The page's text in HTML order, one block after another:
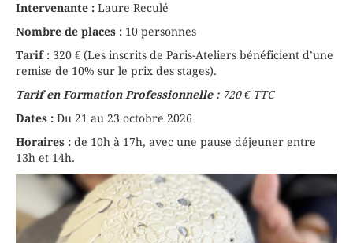
Intervenante : Laure Reculé
Nombre de places : 10 personnes
Tarif : 320 € (Les inscrits de Paris-Ateliers bénéficient d’une
remise de 10% sur le prix des stages).
Tarif en Formation Professionnelle :720 € TTC
Dates : Du 21 au 23 octobre 2026
Horaires : de 10h à 17h, avec une pause déjeuner entre
13h et 14h.